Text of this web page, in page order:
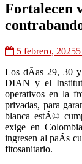
Fortalecen
5 febrero, 2025
Los dÃ­as 29, 30
DIAN y el
operativos en la
privadas, para
blanca estÃ©
exige en
ingresen al paÃ­s
fitosanitario.